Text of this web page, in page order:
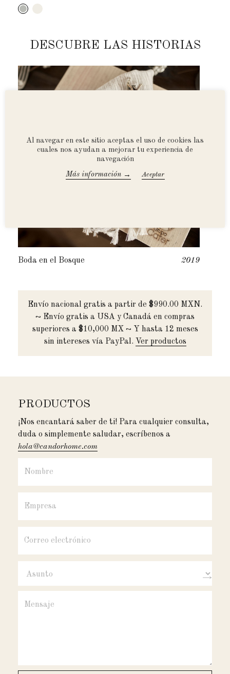
DESCUBRE LAS HISTORIAS
Boda en el Bosque 2019
Envío nacional gratis a partir de $990.00 MXN.
~ Envío gratis a USA y Canadá en compras
superiores a $10,000 MX ~ Y hasta 12 meses
sin intereses vía PayPal. Ver productos
PRODUCTOS
¡Nos encantará saber de ti! Para cualquier consulta,
duda o simplemente saludar, escríbenos a
hola@candorhome.com
Al navegar en este sitio aceptas el uso de cookies las
cuales nos ayudan a mejorar tu experiencia de
navegación
Más información → Accept All